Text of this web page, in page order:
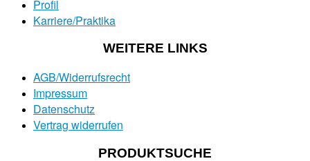
Profil
Karriere/Praktika
WEITERE LINKS
AGB/Widerrufsrecht
Impressum
Datenschutz
Vertrag widerrufen
PRODUKTSUCHE